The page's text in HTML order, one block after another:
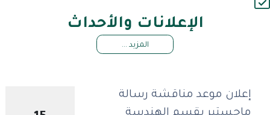
الإعلانات والأحداث
المزيد ...
إعلان موعد مناقشة رسالة